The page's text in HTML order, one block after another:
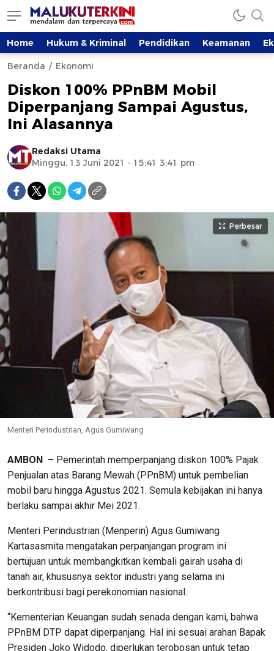
Home Hukum & Kriminal Pendidikan Keamanan
Beranda Ekonomi
Diskon 100% PPnBM Mobil
Diperpanjang Sampai Agustus,
Ini Alasannya
Redaksi Utama
Minggu, 13 Juni 2021 - 15:41 3:41 pm
Perbesar
Menteri Perindustrian, Agus Gumiwang
AMBON – Pemerintah memperpanjang diskon 100% Pajak
Penjualan atas Barang Mewah (PPnBM) untuk pembelian
mobil baru hingga Agustus 2021. Semula kebijakan ini hanya
berlaku sampai akhir Mei 2021.
Menteri Perindustrian (Menperin) Agus Gumiwang
Kartasasmita mengatakan perpanjangan program ini
bertujuan untuk membangkitkan kembali gairah usaha di
tanah air, khususnya sektor industri yang selama ini
berkontribusi bagi perekonomian nasional.
“Kementerian Keuangan sudah senada dengan kami, bahwa
PPnBM DTP dapat diperpanjang. Hal ini sesuai arahan Bapak
Presiden Joko Widodo, diperlukan terobosan untuk tetap